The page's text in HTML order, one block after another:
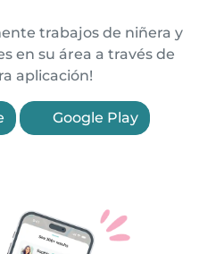
trabajos de niñera y
en su área a través de
aplicación!
Google Play